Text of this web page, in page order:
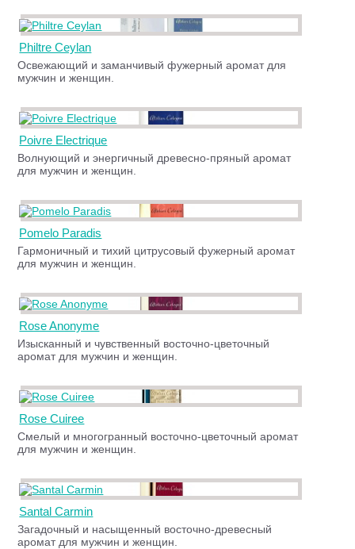
Philtre Ceylan
Освежающий и заманчивый фужерный аромат для
мужчин и женщин.
Poivre Electrique
Волнующий и энергичный древесно-пряный аромат
для мужчин и женщин.
Pomelo Paradis
Гармоничный и тихий цитрусовый фужерный аромат
для мужчин и женщин.
Rose Anonyme
Изысканный и чувственный восточно-цветочный
аромат для мужчин и женщин.
Rose Cuiree
Смелый и многогранный восточно-цветочный аромат
для мужчин и женщин.
Santal Carmin
Загадочный и насыщенный восточно-древесный
аромат для мужчин и женщин.